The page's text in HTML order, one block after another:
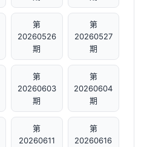
第
20260526
期
第
20260527
期
第
20260603
期
第
20260604
期
第
20260611
第
20260616